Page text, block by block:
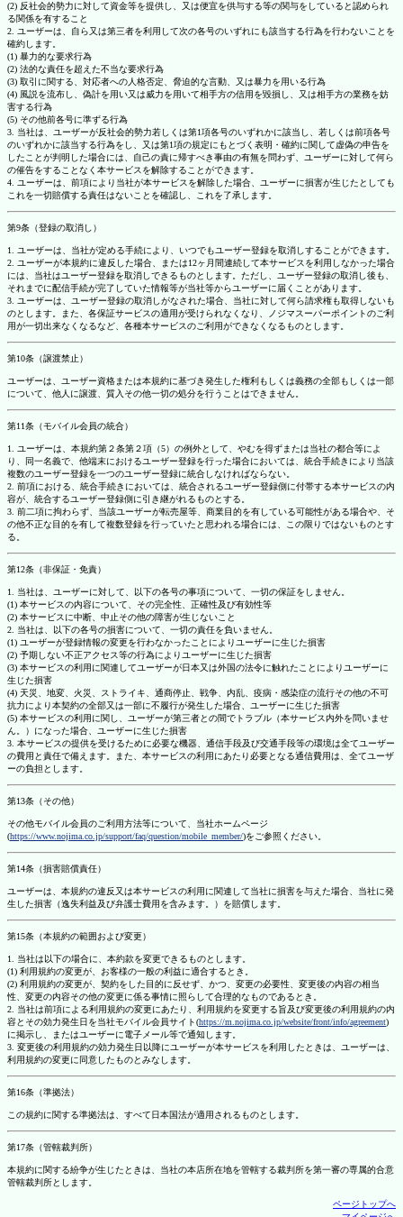
(2) 反社会的勢力に対して資金等を提供し、又は便宜を供与する等の関与をしていると認められ
る関係を有すること
2. ユーザーは、自ら又は第三者を利用して次の各号のいずれにも該当する行為を行わないことを
確約します。
(1) 暴力的な要求行為
(2) 法的な責任を超えた不当な要求行為
(3) 取引に関する、対応者への人格否定、脅迫的な言動、又は暴力を用いる行為
(4) 風説を流布し、偽計を用い又は威力を用いて相手方の信用を毀損し、又は相手方の業務を妨
害する行為
(5) その他前各号に準ずる行為
3. 当社は、ユーザーが反社会的勢力若しくは第1項各号のいずれかに該当し、若しくは前項各号
のいずれかに該当する行為をし、又は第1項の規定にもとづく表明・確約に関して虚偽の申告を
したことが判明した場合には、自己の責に帰すべき事由の有無を問わず、ユーザーに対して何ら
の催告をすることなく本サービスを解除することができます。
4. ユーザーは、前項により当社が本サービスを解除した場合、ユーザーに損害が生じたとしても
これを一切賠償する責任はないことを確認し、これを了承します。
第9条（登録の取消し）
1. ユーザーは、当社が定める手続により、いつでもユーザー登録を取消しすることができます。
2. ユーザーが本規約に違反した場合、または12ヶ月間連続して本サービスを利用しなかった場合
には、当社はユーザー登録を取消しできるものとします。ただし、ユーザー登録の取消し後も、
それまでに配信手続が完了していた情報等が当社等からユーザーに届くことがあります。
3. ユーザーは、ユーザー登録の取消しがなされた場合、当社に対して何ら請求権も取得しないも
のとします。また、各保証サービスの適用が受けられなくなり、ノジマスーパーポイントのご利
用が一切出来なくなるなど、各種本サービスのご利用ができなくなるものとします。
第10条（譲渡禁止）
ユーザーは、ユーザー資格または本規約に基づき発生した権利もしくは義務の全部もしくは一部
について、他人に譲渡、質入その他一切の処分を行うことはできません。
第11条（モバイル会員の統合）
1. ユーザーは、本規約第２条第２項（5）の例外として、やむを得ずまたは当社の都合等によ
り、同一名義で、他端末におけるユーザー登録を行った場合においては、統合手続きにより当該
複数のユーザー登録を一つのユーザー登録に統合しなければならない。
2. 前項における、統合手続きにおいては、統合されるユーザー登録側に付帯する本サービスの内
容が、統合するユーザー登録側に引き継がれるものとする。
3. 前二項に拘わらず、当該ユーザーが転売屋等、商業目的を有している可能性がある場合や、そ
の他不正な目的を有して複数登録を行っていたと思われる場合には、この限りではないものとす
る。
第12条（非保証・免責）
1. 当社は、ユーザーに対して、以下の各号の事項について、一切の保証をしません。
(1) 本サービスの内容について、その完全性、正確性及び有効性等
(2) 本サービスに中断、中止その他の障害が生じないこと
2. 当社は、以下の各号の損害について、一切の責任を負いません。
(1) ユーザーが登録情報の変更を行わなかったことによりユーザーに生じた損害
(2) 予期しない不正アクセス等の行為によりユーザーに生じた損害
(3) 本サービスの利用に関連してユーザーが日本又は外国の法令に触れたことによりユーザーに
生じた損害
(4) 天災、地変、火災、ストライキ、通商停止、戦争、内乱、疫病・感染症の流行その他の不可
抗力により本契約の全部又は一部に不履行が発生した場合、ユーザーに生じた損害
(5) 本サービスの利用に関し、ユーザーが第三者との間でトラブル（本サービス内外を問いませ
ん。）になった場合、ユーザーに生じた損害
3. 本サービスの提供を受けるために必要な機器、通信手段及び交通手段等の環境は全てユーザー
の費用と責任で備えます。また、本サービスの利用にあたり必要となる通信費用は、全てユーザ
ーの負担とします。
第13条（その他）
その他モバイル会員のご利用方法等について、当社ホームページ
(https://www.nojima.co.jp/support/faq/question/mobile_member/)をご参照ください。
第14条（損害賠償責任）
ユーザーは、本規約の違反又は本サービスの利用に関連して当社に損害を与えた場合、当社に発
生した損害（逸失利益及び弁護士費用を含みます。）を賠償します。
第15条（本規約の範囲および変更）
1. 当社は以下の場合に、本約款を変更できるものとします。
(1) 利用規約の変更が、お客様の一般の利益に適合するとき。
(2) 利用規約の変更が、契約をした目的に反せず、かつ、変更の必要性、変更後の内容の相当
性、変更の内容その他の変更に係る事情に照らして合理的なものであるとき。
2. 当社は前項による利用規約の変更にあたり、利用規約を変更する旨及び変更後の利用規約の内
容とその効力発生日を当社モバイル会員サイト(https://m.nojima.co.jp/website/front/info/agreement)
に掲示し、またはユーザーに電子メール等で通知します。
3. 変更後の利用規約の効力発生日以降にユーザーが本サービスを利用したときは、ユーザーは、
利用規約の変更に同意したものとみなします。
第16条（準拠法）
この規約に関する準拠法は、すべて日本国法が適用されるものとします。
第17条（管轄裁判所）
本規約に関する紛争が生じたときは、当社の本店所在地を管轄する裁判所を第一審の専属的合意
管轄裁判所とします。
ページトップへ